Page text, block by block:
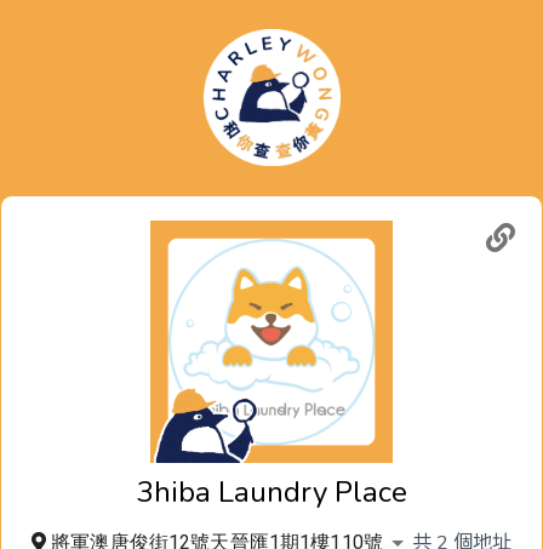
3hiba Laundry Place
將軍澳唐俊街12號天晉匯1期1樓110號 共 2 個地址